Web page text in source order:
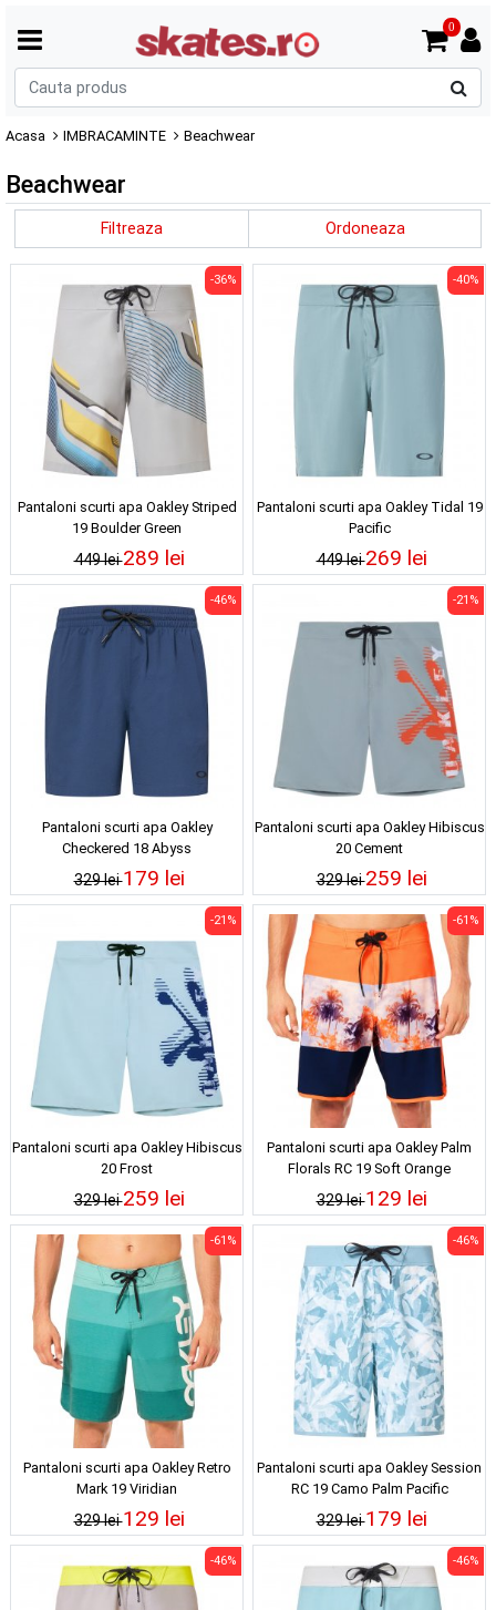
0
Acasa IMBRACAMINTE Beachwear
Beachwear
Filtreaza Ordoneaza
Pantaloni scurti apa Oakley Striped
19 Boulder Green
449 lei
-36%
289 lei
Pantaloni scurti apa Oakley Tidal 19
Pacific
449 lei
-40%
269 lei
Pantaloni scurti apa Oakley
Checkered 18 Abyss
329 lei
-46%
179 lei
Pantaloni scurti apa Oakley Hibiscus
20 Cement
329 lei
-21%
259 lei
Pantaloni scurti apa Oakley Hibiscus
20 Frost
329 lei
-21%
259 lei
Pantaloni scurti apa Oakley Palm
Florals RC 19 Soft Orange
329 lei
-61%
129 lei
Pantaloni scurti apa Oakley Retro
Mark 19 Viridian
329 lei
-61%
129 lei
Pantaloni scurti apa Oakley Session
RC 19 Camo Palm Pacific
329 lei
-46%
179 lei
-46% -46%